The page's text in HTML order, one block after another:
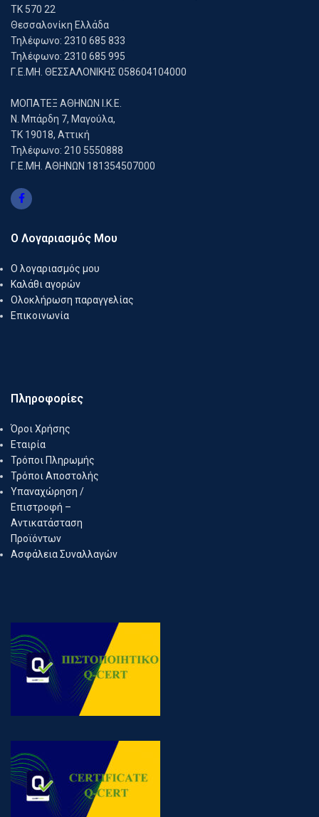
ΤΚ 570 22
Θεσσαλονίκη Ελλάδα
Τηλέφωνο: 2310 685 833
Τηλέφωνο: 2310 685 995
Γ.Ε.ΜΗ. ΘΕΣΣΑΛΟΝΙΚΗΣ 058604104000
ΜΟΠΑΤΕΞ ΑΘΗΝΩΝ Ι.Κ.Ε.
Ν. Μπάρδη 7, Μαγούλα,
ΤΚ 19018, Αττική
Τηλέφωνο: 210 5550888
Γ.Ε.ΜΗ. ΑΘΗΝΩΝ 181354507000
Ο Λογαριασμός Μου
Ο λογαριασμός μου
Καλάθι αγορών
Ολοκλήρωση παραγγελίας
Επικοινωνία
Πληροφορίες
Όροι Χρήσης
Εταιρία
Τρόποι Πληρωμής
Τρόποι Αποστολής
Υπαναχώρηση /
Επιστροφή –
Αντικατάσταση
Προϊόντων
Ασφάλεια Συναλλαγών